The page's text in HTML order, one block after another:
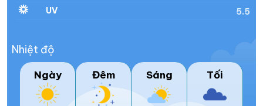
UV
5.5
Nhiệt độ
Ngày Đêm Sáng Tối